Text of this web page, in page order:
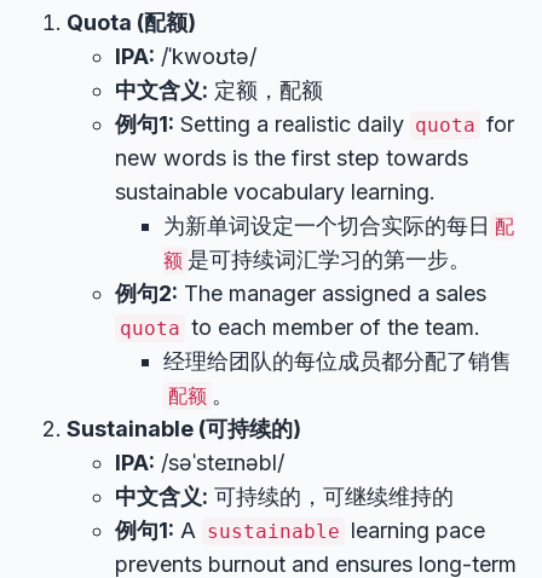
Quota (配额)
IPA: /ˈkwoʊtə/
中文含义: 定额，配额
例句1: Setting a realistic daily quota for
new words is the first step towards
sustainable vocabulary learning.
为新单词设定一个切合实际的每日 配
额 是可持续词汇学习的第一步。
例句2: The manager assigned a sales
quota to each member of the team.
经理给团队的每位成员都分配了销售
配额 。
Sustainable (可持续的)
IPA: /səˈsteɪnəbl/
中文含义: 可持续的，可继续维持的
例句1: A sustainable learning pace
prevents burnout and ensures long-term